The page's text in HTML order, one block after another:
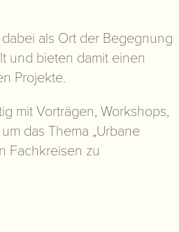
als Ort der Begegnung
und bieten damit einen
Projekte.
mit Vorträgen, Workshops,
das Thema „Urbane
Fachkreisen zu